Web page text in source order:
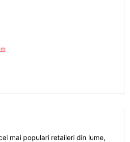
mai populari retaileri din lume,